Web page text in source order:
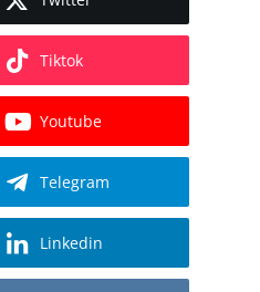
Tiktok
Youtube
Telegram
Linkedin